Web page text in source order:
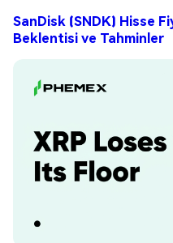
SanDisk (SNDK) Hisse
Beklentisi ve Tahminler